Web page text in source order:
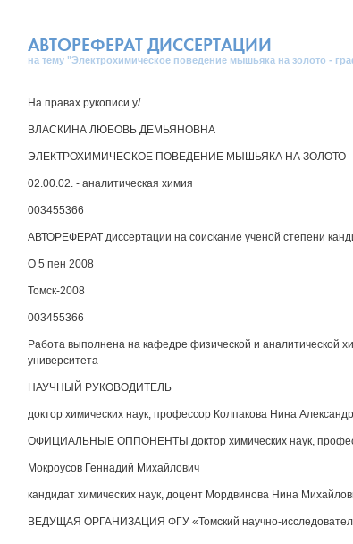
АВТОРЕФЕРАТ ДИССЕРТАЦИИ
на тему "Электрохимическое поведение мышьяка на золото -
На правах рукописи у/.
ВЛАСКИНА ЛЮБОВЬ ДЕМЬЯНОВНА
ЭЛЕКТРОХИМИЧЕСКОЕ ПОВЕДЕНИЕ МЫШЬЯКА НА ЗОЛОТО
02.00.02. - аналитическая химия
003455366
АВТОРЕФЕРАТ диссертации на соискание ученой степени
О 5 пен 2008
Томск-2008
003455366
Работа выполнена на кафедре физической и аналитической
университета
НАУЧНЫЙ РУКОВОДИТЕЛЬ
доктор химических наук, профессор Колпакова Нина
ОФИЦИАЛЬНЫЕ ОППОНЕНТЫ доктор химических наук,
Мокроусов Геннадий Михайлович
кандидат химических наук, доцент Мордвинова Нина
ВЕДУЩАЯ ОРГАНИЗАЦИЯ ФГУ «Томский научно-